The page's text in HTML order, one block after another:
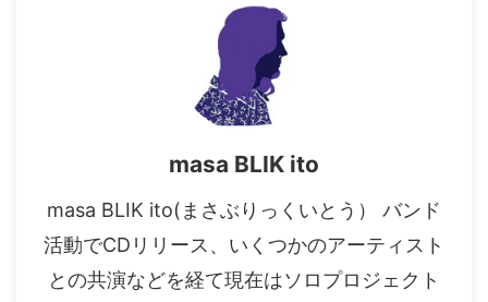
masa BLIK ito
masa BLIK ito(まさぶりっくいとう） バンド
活動でCDリリース、いくつかのアーティスト
との共演などを経て現在はソロプロジェクト